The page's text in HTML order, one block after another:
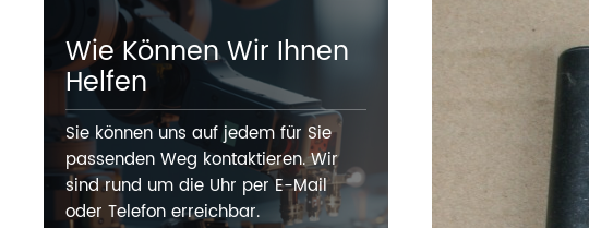
Wie Können Wir Ihnen
Helfen
Sie können uns auf jedem für Sie
passenden Weg kontaktieren. Wir
sind rund um die Uhr per E-Mail
oder Telefon erreichbar.